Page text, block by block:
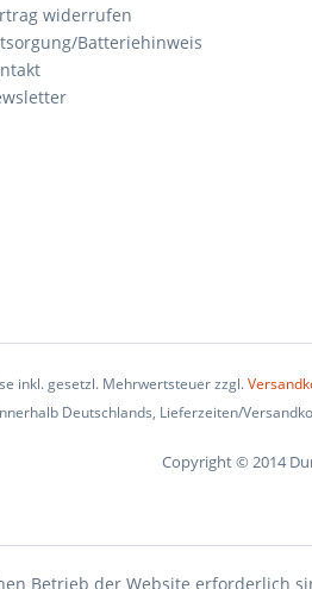
widerrufen
Batteriehinweis
inkl. gesetzl. Mehrwertsteuer zzgl.
Deutschlands, Lieferzeiten/
Copyright © 2014
Betrieb der Website erforderlich